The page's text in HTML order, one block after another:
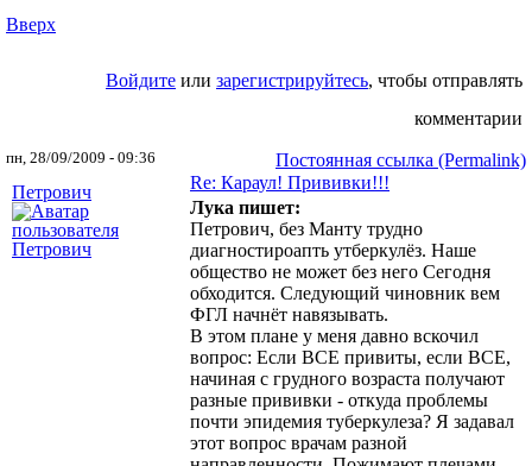
Вверх
Войдите или зарегистрируйтесь, чтобы отправлять
комментарии
пн, 28/09/2009 - 09:36
Постоянная ссылка (Permalink)
Петрович
Re: Караул! Прививки!!!
Лука пишет:
Петрович, без Манту трудно
диагностироапть утберкулёз. Наше
общество не может без него Сегодня
обходится. Следующий чиновник вем
ФГЛ начнёт навязывать.
В этом плане у меня давно вскочил
вопрос: Если ВСЕ привиты, если ВСЕ,
начиная с грудного возраста получают
разные прививки - откуда проблемы
почти эпидемия туберкулеза? Я задавал
этот вопрос врачам разной